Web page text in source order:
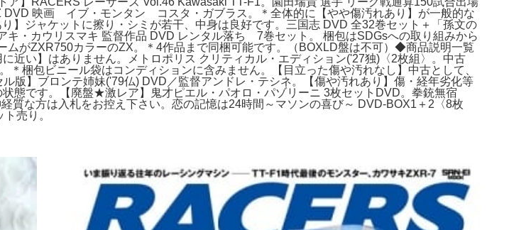
DVD 映画 イブ・モンタン コスタ・ガブラス。＊全体的に【やや傷汚れあり】が一般的な
】ジャケットに擦り・シミが若干、中身は良好です。三国志 DVD 全32巻セット＋「孫文の
・カウリスマキ 監督作品 DVD レンタル落ち 7巻セット。 梱包はSDGsへの取り組みから
がZXR750カラーのZX。＊4作品まで同梱可能です。（BOXLD盤は不可）◆商品説明一覧
近い】はありません。メトロポリス クリティカル・エディション('27独)〈2枚組〉。中古
ビニール袋はコンディションに含みません。【目立った傷や汚れなし】中古として、
版】ブロンテ姉妹('79仏) DVD／監督アンドレ・テシネ。【傷や汚れあり】傷・経年劣化等
態です。【廃盤★激レア】鬼才ピエル・パオロ・パゾリーニ 3枚セットDVD。拳銃無宿
質な方は入札をお控え下さい。恋の記憶は24時間～マソンの喜び～ DVD-BOX1＋2〈8枚
売り。